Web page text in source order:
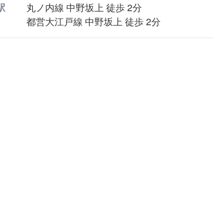
丸ノ内線 中野坂上 徒歩 2分
都営大江戸線 中野坂上 徒歩 2分